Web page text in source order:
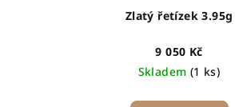
Zlatý řetízek 3.95g
9 050 Kč
Skladem (1 ks)